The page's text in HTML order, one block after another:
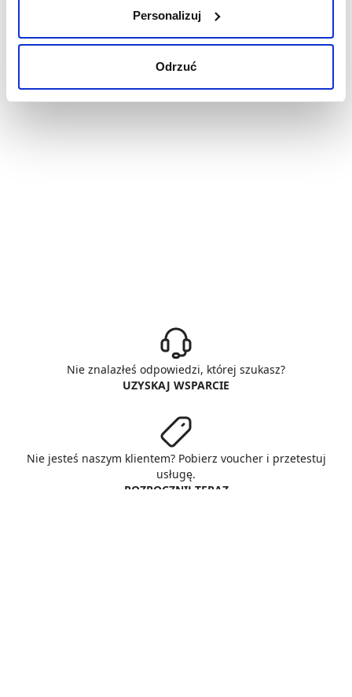
Personalizuj
Odrzuć
Nie znalazłeś odpowiedzi, której szukasz?
UZYSKAJ WSPARCIE
Nie jesteś naszym klientem? Pobierz voucher i przetestuj
usługę.
ROZPOCZNIJ TERAZ